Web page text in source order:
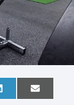
S
h
L
i
S
h
E
m